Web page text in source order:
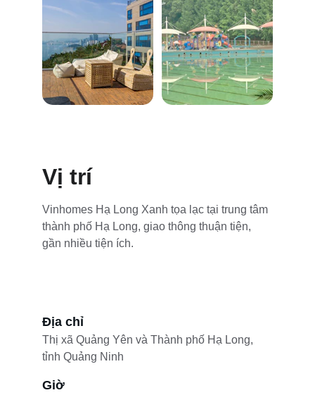
Vị trí
Vinhomes Hạ Long Xanh tọa lạc tại trung tâm
thành phố Hạ Long, giao thông thuận tiện,
gần nhiều tiện ích.
Địa chỉ
Thị xã Quảng Yên và Thành phố Hạ Long,
tỉnh Quảng Ninh
Giờ